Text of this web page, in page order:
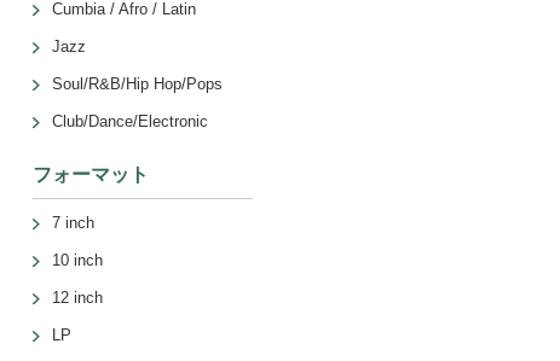
Cumbia / Afro / Latin
Jazz
Soul/R&B/Hip Hop/Pops
Club/Dance/Electronic
フォーマット
7 inch
10 inch
12 inch
LP